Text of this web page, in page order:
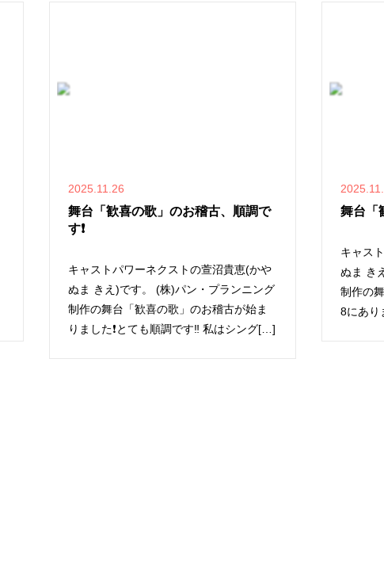
2025.11.26
舞台「歓喜の歌」のお稽古、順調で
す❗️
キャストパワーネクストの萱沼貴恵(かや
ぬま きえ)です。 (株)パン・プランニング
制作の舞台「歓喜の歌」のお稽古が始ま
りました❗️とても順調です‼️ 私はシング[…]
舞台「
キャス
ぬま き
制作の
8にあり